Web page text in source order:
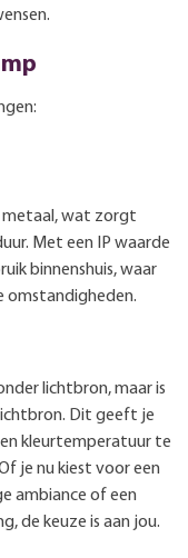
metaal, wat zorgt
Met een IP waarde
binnenshuis, waar
lichtbron, maar is
Dit geeft je
kleurtemperatuur te
je nu kiest voor een
ambiance of een
de keuze is aan jou.